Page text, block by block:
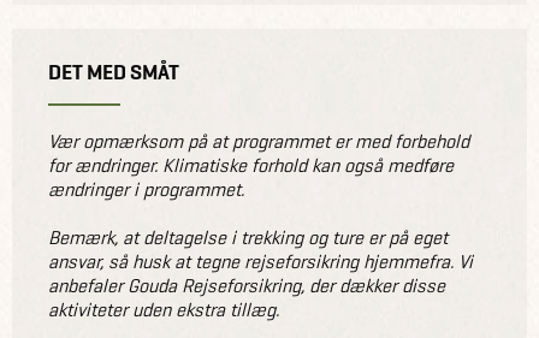
DET MED SMÅT
Vær opmærksom på at programmet er med forbehold
for ændringer. Klimatiske forhold kan også medføre
ændringer i programmet.
Bemærk, at deltagelse i trekking og ture er på eget
ansvar, så husk at tegne rejseforsikring hjemmefra. Vi
anbefaler Gouda Rejseforsikring, der dækker disse
aktiviteter uden ekstra tillæg.